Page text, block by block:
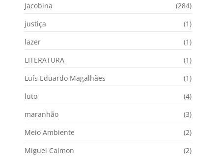
Jacobina
(284)
justiça
(1)
lazer
(1)
LITERATURA
(1)
Luís Eduardo Magalhães
(1)
luto
(4)
maranhão
(3)
Meio Ambiente
(2)
Miguel Calmon
(2)